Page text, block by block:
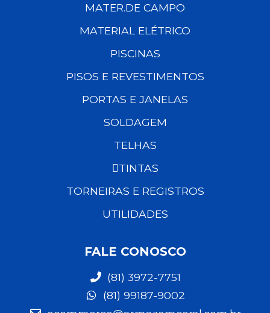
MATER.DE CAMPO
MATERIAL ELÉTRICO
PISCINAS
PISOS E REVESTIMENTOS
PORTAS E JANELAS
SOLDAGEM
TELHAS
TINTAS
TORNEIRAS E REGISTROS
UTILIDADES
FALE CONOSCO
(81) 3972-7751
(81) 99187-9002